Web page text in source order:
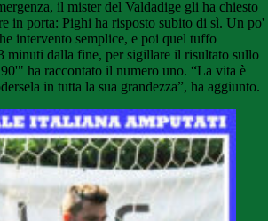
il mister del Valdadige gli ha chiesto
in porta: Pighi ha risposto subito di sì. Un po'
intervento semplice, e poi quel tuffo
minuti dalla fine, per sigillare il risultato sullo
ha raccontato il numero uno. “La vita è
in tutta la sua grandezza”, ha aggiunto.